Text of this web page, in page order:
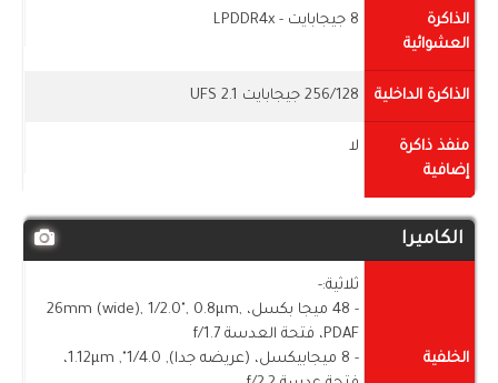
الذاكرة
العشوائية
8 جيجابايت - LPDDR4x
الذاكرة الداخلية 256/128 جيجابايت UFS 2.1
منفذ ذاكرة
إضافية
لا
الكاميرا
الخلفية
ثلاثية:-
- 48 ميجا بكسل، 26mm (wide), 1/2.0", 0.8µm,
PDAF، فتحة العدسة f/1.7
- 8 ميجابيكسل، (عريضه جدا), 1/4.0", 1.12µm،